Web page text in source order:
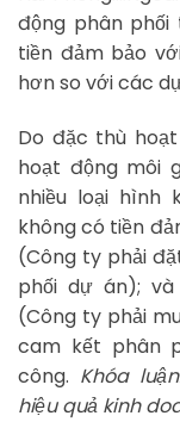
động phân
tiền đảm bảo
hơn so với các
Do đặc thù
hoạt động môi
nhiều loại hình
không có tiền
(Công ty phải
phối dự án);
(Công ty phải
cam kết phân
công. Khóa
hiệu quả kinh